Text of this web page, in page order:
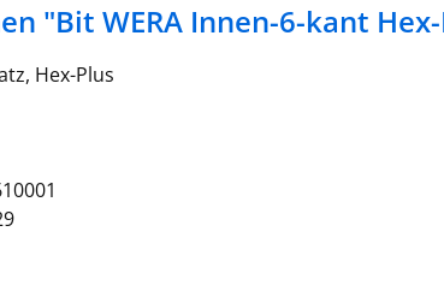
"Bit WERA Innen-6-kant
Hex-Plus